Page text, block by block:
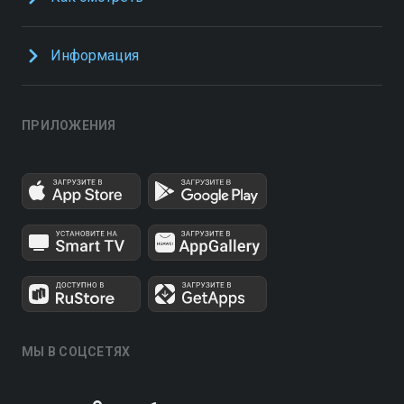
Информация
ПРИЛОЖЕНИЯ
МЫ В СОЦСЕТЯХ